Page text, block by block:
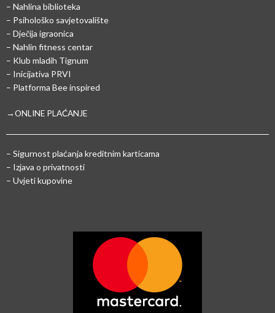
– Nahlina biblioteka
– Psihološko savjetovalište
– Dječija igraonica
– Nahlin fitness centar
– Klub mladih Tignum
– Inicijativa PRVI
– Platforma Bee inspired
→ONLINE PLAĆANJE
– Sigurnost plaćanja kreditnim karticama
– Izjava o privatnosti
– Uvjeti kupovine